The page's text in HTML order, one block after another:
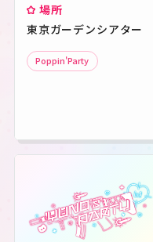
場所
東京ガーデンシアター
Poppin'Party